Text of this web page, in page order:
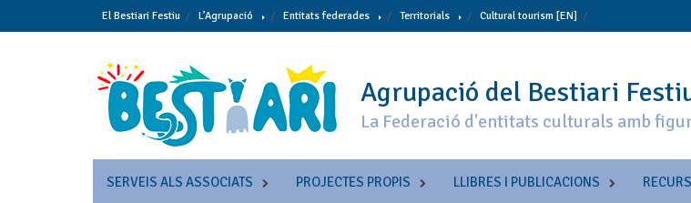
to
El Bestiari Festiu L’Agrupació Entitats federades Territorials Cultural tourism [EN]
Agrupació del Bestiari
La Federació d'entitats culturals amb
SERVEIS ALS ASSOCIATS PROJECTES PROPIS LLIBRES I PUBLICACIONS